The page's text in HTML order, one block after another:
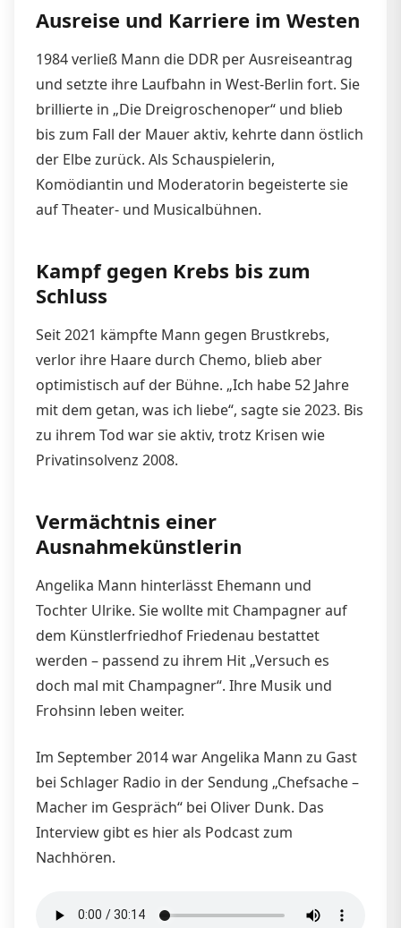
Ausreise und Karriere im Westen
1984 verließ Mann die DDR per Ausreiseantrag
und setzte ihre Laufbahn in West-Berlin fort. Sie
brillierte in „Die Dreigroschenoper“ und blieb
bis zum Fall der Mauer aktiv, kehrte dann östlich
der Elbe zurück. Als Schauspielerin,
Komödiantin und Moderatorin begeisterte sie
auf Theater- und Musicalbühnen.
Kampf gegen Krebs bis zum
Schluss
Seit 2021 kämpfte Mann gegen Brustkrebs,
verlor ihre Haare durch Chemo, blieb aber
optimistisch auf der Bühne. „Ich habe 52 Jahre
mit dem getan, was ich liebe“, sagte sie 2023. Bis
zu ihrem Tod war sie aktiv, trotz Krisen wie
Privatinsolvenz 2008.
Vermächtnis einer
Ausnahmekünstlerin
Angelika Mann hinterlässt Ehemann und
Tochter Ulrike. Sie wollte mit Champagner auf
dem Künstlerfriedhof Friedenau bestattet
werden – passend zu ihrem Hit „Versuch es
doch mal mit Champagner“. Ihre Musik und
Frohsinn leben weiter.
Im September 2014 war Angelika Mann zu Gast
bei Schlager Radio in der Sendung „Chefsache –
Macher im Gespräch“ bei Oliver Dunk. Das
Interview gibt es hier als Podcast zum
Nachhören.